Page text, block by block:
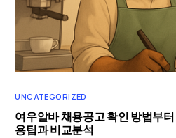
UNCATEGORIZED
여우알바 채용공고 확인 방법부
용팁과 비교분석